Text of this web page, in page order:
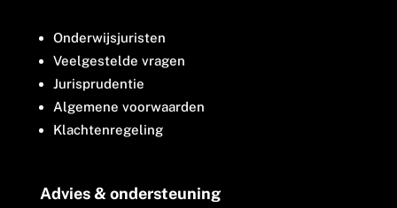
Onderwijsjuristen
Veelgestelde vragen
Jurisprudentie
Algemene voorwaarden
Klachtenregeling
Advies & ondersteuning